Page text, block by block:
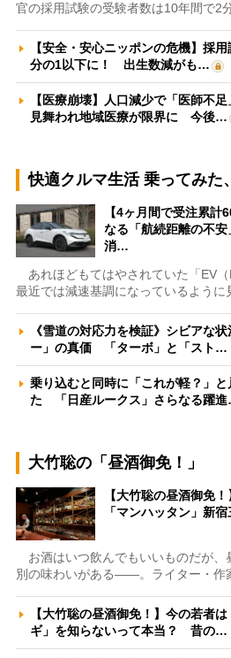
官の採用試験の受験者数は10年間で2
【安全・安心ニッポンの危機】採
分の1以下に！ 出生数減がも…
【医療崩壊】人口減少で「医師不
見舞われ地域医療が限界に 今後…
快適クルマ生活 乗ってみた
【4ヶ月間で受注累計
なる「航続距離の不
消…
あれほどもてはやされていた「EV（
最近では減速基調になっているよう
《雪道の対応力を検証》シビアな
ー」の真価 「ターボ」と「スト…
乗り込むと同時に「これが軽？」
た 「日産ルークス」さらなる躍
大竹聡の「昼酒御免！」
【大竹聡の昼酒御免
「マンハッタン」新
お酒はいつ飲んでもいいものだが、
別の味わいがある――。ライター・作
【大竹聡の昼酒御免！】今の若者
ギ」を知らないって本当？ 昔の…